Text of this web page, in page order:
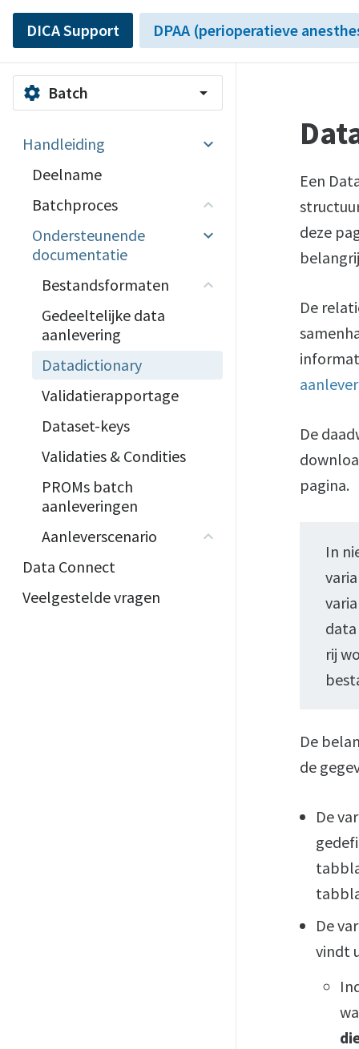
DICA Support DPAA (perioperatieve
settings Batch arrow_drop_down
Handleiding
Deelname
Batchproces
Ondersteunende
documentatie
Bestandsformaten
Gedeeltelijke data
aanlevering
Datadictionary
Validatierapportage
Dataset-keys
Validaties & Condities
PROMs batch
aanleveringen
Aanleverscenario
Data Connect
Veelgestelde vragen
Een
deze
De
De
pagina.
In
rij
De
de
De
De
vindt